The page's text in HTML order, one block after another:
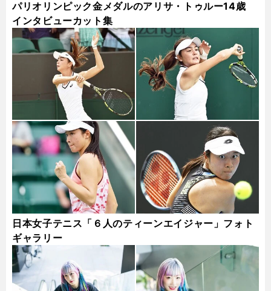
パリオリンピック金メダルのアリサ・トゥルー14歳
インタビューカット集
日本女子テニス「６人のティーンエイジャー」フォト
ギャラリー